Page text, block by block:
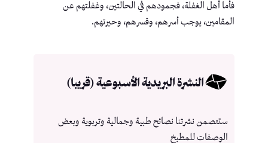
فأما أهل الغفلة، فجمودهم في الحالتين، وغفلتهم عن
المقامين، يوجب أسرهم، وقسرهم، وحيرتهم.
النشرة البريدية الأسبوعية (قريبا)
ستتصمن نشرتنا نصائح طبية وجمالية وتربوية وبعض
الوصفات للمطبخ